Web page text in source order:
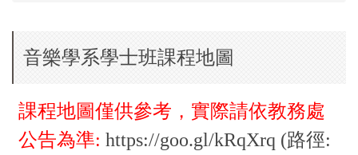
音樂學系學士班課程地圖
課程地圖僅供參考，實際請依教務處
公告為準: https://goo.gl/kRqXrq (路徑: